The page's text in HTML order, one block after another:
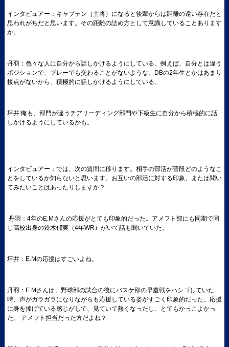
インタビュアー：キャプテン（主将）になると後輩からは距離の遠い存在だと
思われがちだと思います。その距離の詰め方として意識していることあります
か。
丹羽：色々な人に自分から話しかけるようにしている。例えば、自分とは違う
ポジションで、プレーでも交わることがないような、DBの2年生とかはあまり
接点がないから、積極的に話しかけるようにしている。
坪井:俺も、部門が違うチアリーディング部門や下級生に自分から積極的に話
しかけるようにしているかも。
インタビュアー：では、次の質問に移ります。相手の部活が普段どのようなこ
とをしているか知らないと思います。お互いの部活に対する印象、または聞い
てみたいことはあったりしますか？
丹羽：4年のE.Mさんの応援がとても印象的だった。アメフト部にも同期で同
じ高校出身の鈴木郁実（4年WR）がいて話も聞いていた。
坪井：E.Mの応援はすごいよね。
丹羽：E.Mさんは、野球部の試合の後にバスケ部の早慶戦をハシゴしていた
時、声がガラガラになりながらも応援している姿がすごく印象的だった。応援
に身を捧げている感じがして、見ていて熱くなったし、とてもかっこよかっ
た。 アメフト担当だった方だよね？